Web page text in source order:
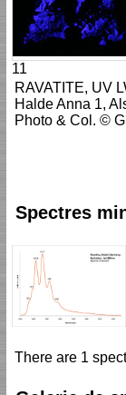
11
RAVATITE, UV
Halde Anna 1,
Photo & Col. ©
Spectres
There are 1